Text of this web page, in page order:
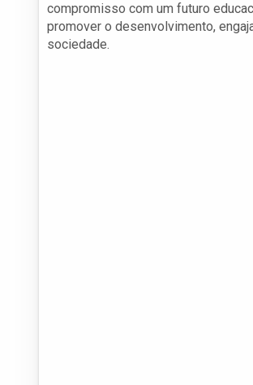
compromisso com um futuro
promover o desenvolvimento,
sociedade.